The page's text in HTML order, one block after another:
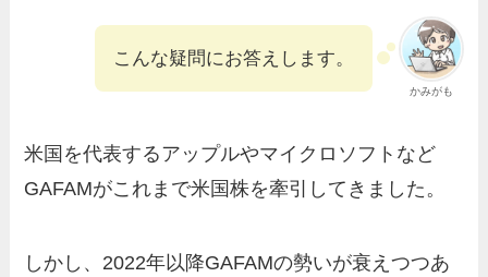
かみがも
こんな疑問にお答えします。
米国を代表するアップルやマイクロソフトなど
GAFAMがこれまで米国株を牽引してきました。
しかし、2022年以降GAFAMの勢いが衰えつつあ